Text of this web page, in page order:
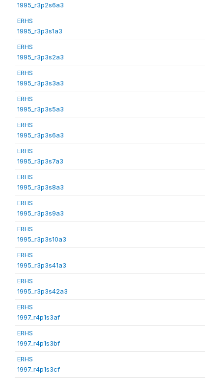
1995_r3p2s6a3
ERHS
1995_r3p3s1a3
ERHS
1995_r3p3s2a3
ERHS
1995_r3p3s3a3
ERHS
1995_r3p3s5a3
ERHS
1995_r3p3s6a3
ERHS
1995_r3p3s7a3
ERHS
1995_r3p3s8a3
ERHS
1995_r3p3s9a3
ERHS
1995_r3p3s10a3
ERHS
1995_r3p3s41a3
ERHS
1995_r3p3s42a3
ERHS
1997_r4p1s3af
ERHS
1997_r4p1s3bf
ERHS
1997_r4p1s3cf